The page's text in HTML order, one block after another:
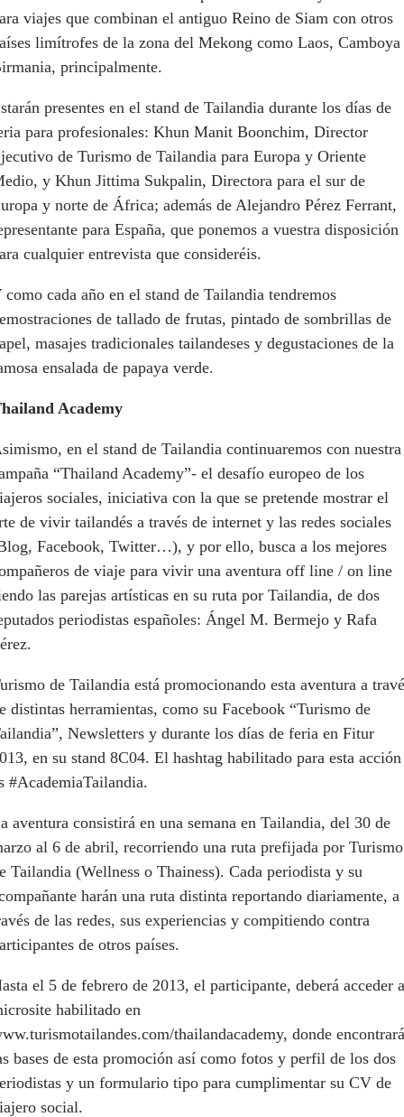
viajes que combinan el antiguo Reino de Siam con otros
limítrofes de la zona del Mekong como Laos,
principalmente.
presentes en el stand de Tailandia durante los días de
para profesionales: Khun Manit Boonchim, Director
de Turismo de Tailandia para Europa y Oriente
y Khun Jittima Sukpalin, Directora para el sur de
y norte de África; además de Alejandro Pérez Ferrant,
para España, que ponemos a vuestra disposición
cualquier entrevista que consideréis.
como cada año en el stand de Tailandia tendremos
de tallado de frutas, pintado de sombrillas de
masajes tradicionales tailandeses y degustaciones de la
ensalada de papaya verde.
Academy
en el stand de Tailandia continuaremos con nuestra
“Thailand Academy”- el desafío europeo de los
sociales, iniciativa con la que se pretende mostrar el
de vivir tailandés a través de internet y las redes sociales
Facebook, Twitter…), y por ello, busca a los mejores
de viaje para vivir una aventura off line / on line
las parejas artísticas en su ruta por Tailandia, de dos
periodistas españoles: Ángel M. Bermejo y Rafa
de Tailandia está promocionando esta aventura a
distintas herramientas, como su Facebook “Turismo de
Newsletters y durante los días de feria en Fitur
en su stand 8C04. El hashtag habilitado para esta acción
#AcademiaTailandia.
aventura consistirá en una semana en Tailandia, del 30 de
al 6 de abril, recorriendo una ruta prefijada por Turismo
Tailandia (Wellness o Thainess). Cada periodista y su
harán una ruta distinta reportando diariamente, a
de las redes, sus experiencias y compitiendo contra
de otros países.
el 5 de febrero de 2013, el participante, deberá acceder
habilitado en
thailandacademy, donde encontrará
bases de esta promoción así como fotos y perfil de los dos
y un formulario tipo para cumplimentar su CV de
social.